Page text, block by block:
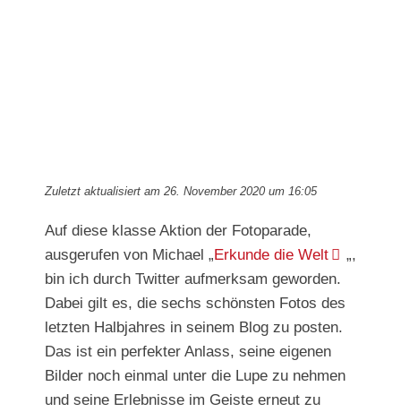
Zuletzt aktualisiert am 26. November 2020 um 16:05
Auf diese klasse Aktion der Fotoparade,
ausgerufen von Michael „ Erkunde die Welt
„,
bin ich durch Twitter aufmerksam geworden.
Dabei gilt es, die sechs schönsten Fotos des
letzten Halbjahres in seinem Blog zu posten.
Das ist ein perfekter Anlass, seine eigenen
Bilder noch einmal unter die Lupe zu nehmen
und seine Erlebnisse im Geiste erneut zu